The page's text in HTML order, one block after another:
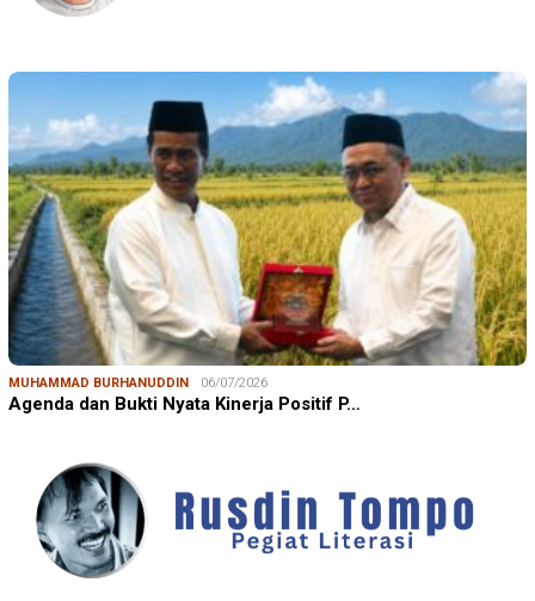
MUHAMMAD BURHANUDDIN 06/07/2026
Agenda dan Bukti Nyata Kinerja Positif P…